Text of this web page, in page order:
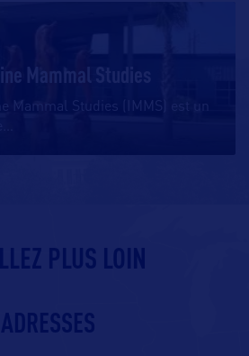
Mammal Studies
Mammal Studies (IMMS) est un
PLUS LOIN
ADRESSES